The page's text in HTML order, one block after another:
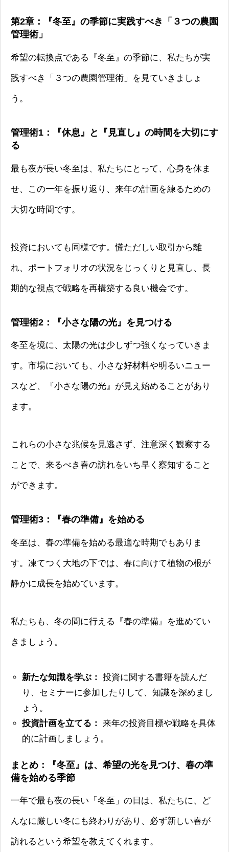
第2章：『冬至』の季節に実践すべき「３つの農園
管理術」
希望の転換点である『冬至』の季節に、私たちが実
践すべき「３つの農園管理術」を見ていきましょ
う。
管理術1：『休息』と『見直し』の時間を大切にす
る
最も夜が長い冬至は、私たちにとって、心身を休ま
せ、この一年を振り返り、来年の計画を練るための
大切な時間です。
投資においても同様です。慌ただしい取引から離
れ、ポートフォリオの状況をじっくりと見直し、長
期的な視点で戦略を再構築する良い機会です。
管理術2：『小さな陽の光』を見つける
冬至を境に、太陽の光は少しずつ強くなっていきま
す。市場においても、小さな好材料や明るいニュー
スなど、『小さな陽の光』が見え始めることがあり
ます。
これらの小さな兆候を見逃さず、注意深く観察する
ことで、来るべき春の訪れをいち早く察知すること
ができます。
管理術3：『春の準備』を始める
冬至は、春の準備を始める最適な時期でもありま
す。凍てつく大地の下では、春に向けて植物の根が
静かに成長を始めています。
私たちも、冬の間に行える『春の準備』を進めてい
きましょう。
新たな知識を学ぶ： 投資に関する書籍を読んだ
り、セミナーに参加したりして、知識を深めまし
ょう。
投資計画を立てる： 来年の投資目標や戦略を具体
的に計画しましょう。
まとめ：『冬至』は、希望の光を見つけ、春の準
備を始める季節
一年で最も夜の長い「冬至」の日は、私たちに、ど
んなに厳しい冬にも終わりがあり、必ず新しい春が
訪れるという希望を教えてくれます。